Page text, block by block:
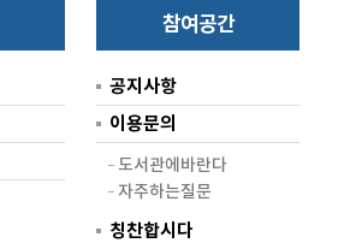
참여공간
공지사항
이용문의
도서관에바란다
자주하는질문
칭찬합시다